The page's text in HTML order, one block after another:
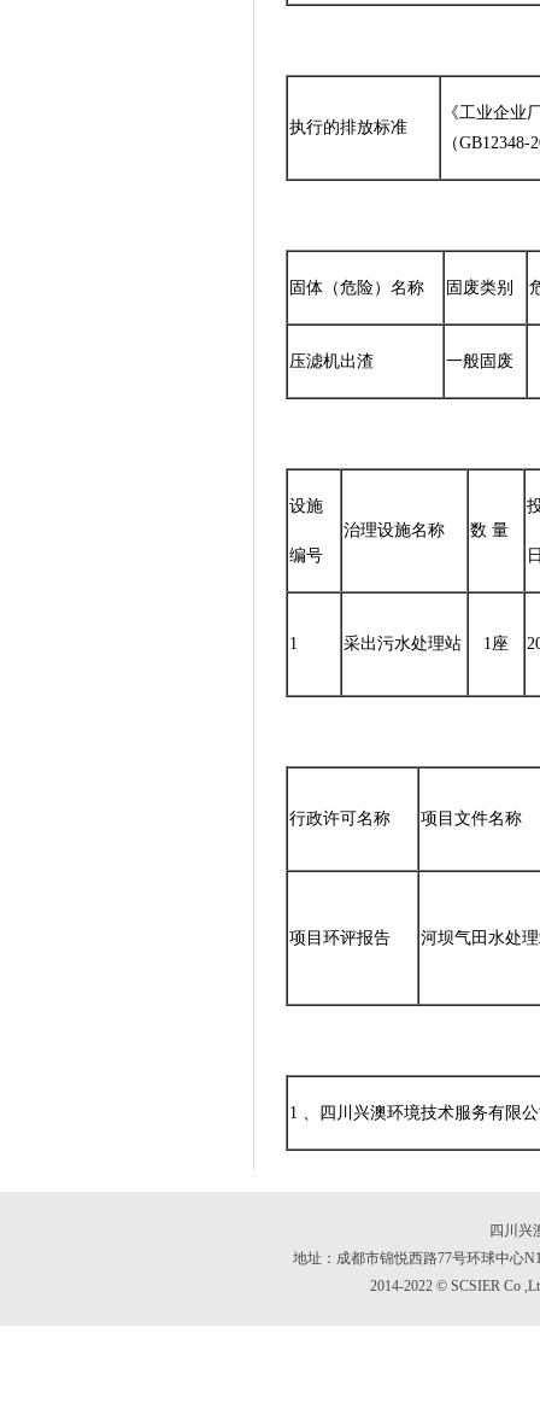
执行的排放标准
《工业企业
（
固体（危险）名称 固废类别
压滤机出渣 一般固废
设施
编号
治理设施名称 数 量
1 采出污水处理站 1座
行政许可名称 项目文件名称
项目环评报告 河坝气田水处
1 、四川兴澳环境技术服务有限
四川兴
地址：成都市锦悦西路77号环球中心
2014-2022 © SCSIER Co